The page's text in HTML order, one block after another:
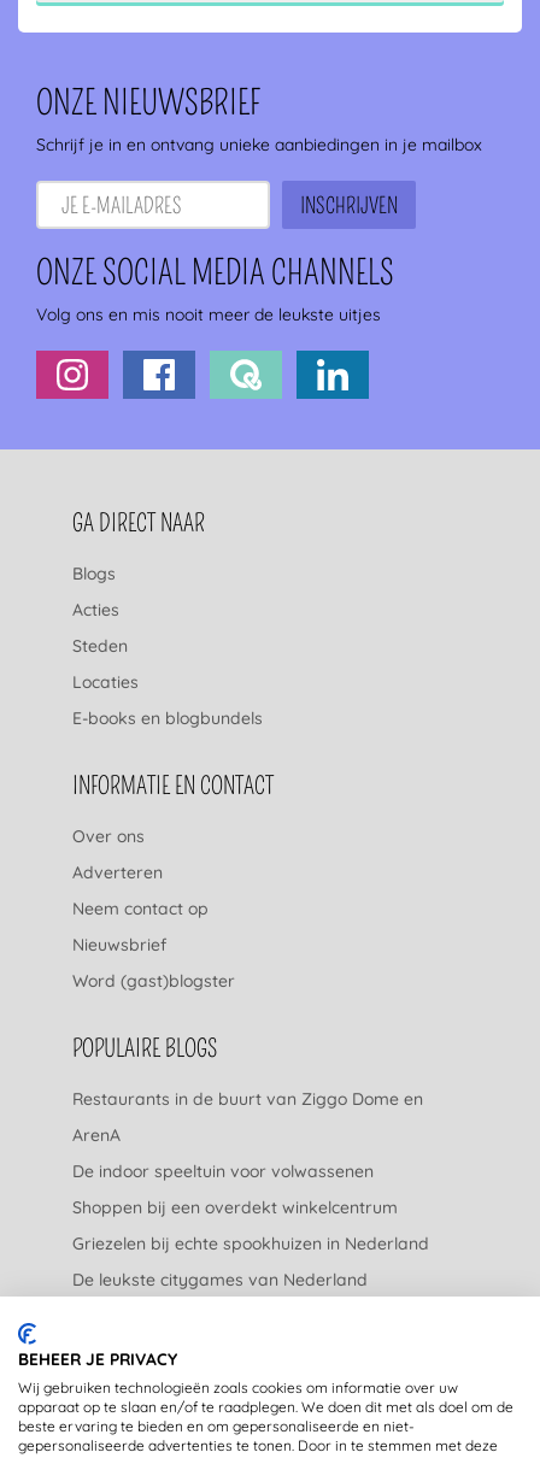
ONZE NIEUWSBRIEF
Schrijf je in en ontvang unieke aanbiedingen in je mailbox
ONZE SOCIAL MEDIA CHANNELS
Volg ons en mis nooit meer de leukste uitjes
FOOTERNAVIGATIE
GA DIRECT NAAR
Blogs
Acties
Steden
Locaties
E-books en blogbundels
INFORMATIE EN CONTACT
Over ons
Adverteren
Neem contact op
Nieuwsbrief
Word (gast)blogster
POPULAIRE BLOGS
Restaurants in de buurt van Ziggo Dome en
ArenA
De indoor speeltuin voor volwassenen
Shoppen bij een overdekt winkelcentrum
Griezelen bij echte spookhuizen in Nederland
De leukste citygames van Nederland
JURIDISCH
Privacyverklaring
BEHEER JE PRIVACY
Wij gebruiken technologieën zoals cookies om informatie over uw
apparaat op te slaan en/of te raadplegen. We doen dit met als doel om de
beste ervaring te bieden en om gepersonaliseerde en niet-
gepersonaliseerde advertenties te tonen. Door in te stemmen met deze